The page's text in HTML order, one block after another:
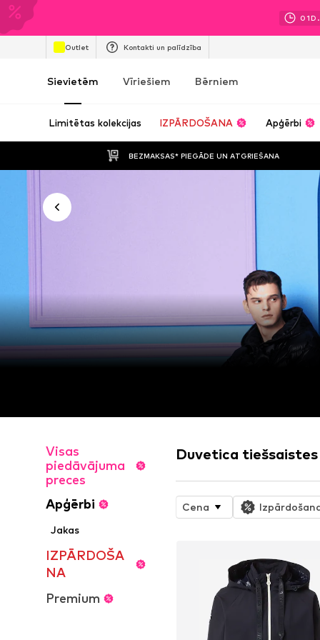
01D.
Outlet Kontakti un palīdzība
Sievietēm Vīriešiem Bērniem
Limitētas kolekcijas IZPĀRDOŠANA Apģērbi
BEZMAKSAS* PIEGĀDE UN ATGRIEŠANA
Visas
piedāvājuma
preces
Apģērbi
Jakas
IZPĀRDOŠA
NA
Premium
Duvetica
Cena